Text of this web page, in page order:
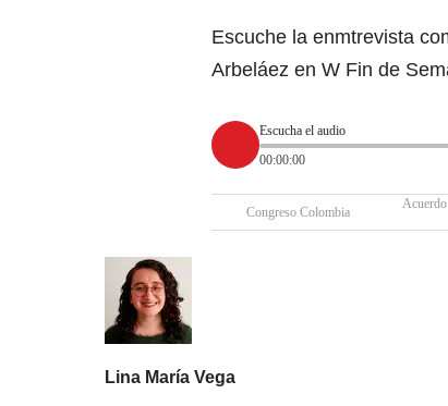
Escuche la enmtrevista
Arbeláez en W Fin de
Escucha el audio
00:00:00
Congreso Colombia
Acuerdo
Lina María Vega